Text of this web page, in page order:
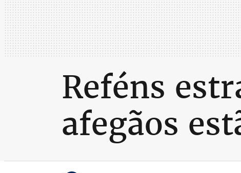
Reféns
afegãos